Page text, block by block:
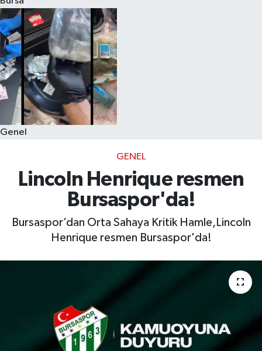
Genel
GENEL
Lincoln Henrique resmen
Bursaspor'da!
Bursaspor’dan Orta Sahaya Kritik Hamle,Lincoln
Henrique resmen Bursaspor'da!
Eğitim
Sağlık
Dünya
Magazin
Kültür & Sanat
Teknoloji
Bilim
Genel